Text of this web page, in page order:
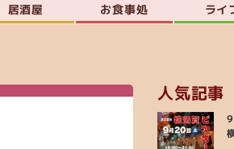
居酒屋 お食事処 ライ
人気記事